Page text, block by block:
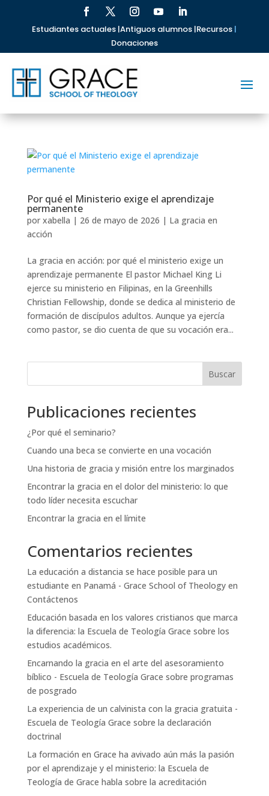
Estudiantes actuales |Antiguos alumnos |Recursos |
Donaciones
Por qué el Ministerio exige el aprendizaje
permanente
por xabella | 26 de mayo de 2026 | La gracia en
acción
La gracia en acción: por qué el ministerio exige un
aprendizaje permanente El pastor Michael King Li
ejerce su ministerio en Filipinas, en la Greenhills
Christian Fellowship, donde se dedica al ministerio de
formación de discípulos adultos. Aunque ya ejercía
como pastor, se dio cuenta de que su vocación era...
Buscar
Publicaciones recientes
¿Por qué el seminario?
Cuando una beca se convierte en una vocación
Una historia de gracia y misión entre los marginados
Encontrar la gracia en el dolor del ministerio: lo que
todo líder necesita escuchar
Encontrar la gracia en el límite
Comentarios recientes
La educación a distancia se hace posible para un
estudiante en Panamá - Grace School of Theologyen
Contáctenos
Educación basada en los valores cristianos que marca
la diferencia: la Escuela de Teología Grace sobre los
estudios académicos.
Encarnando la gracia en el arte del asesoramiento
bíblico - Escuela de Teología Grace sobre programas
de posgrado
La experiencia de un calvinista con la gracia gratuita -
Escuela de Teología Grace sobre la declaración
doctrinal
La formación en Grace ha avivado aún más la pasión
por el aprendizaje y el ministerio: la Escuela de
Teología de Grace habla sobre la acreditación